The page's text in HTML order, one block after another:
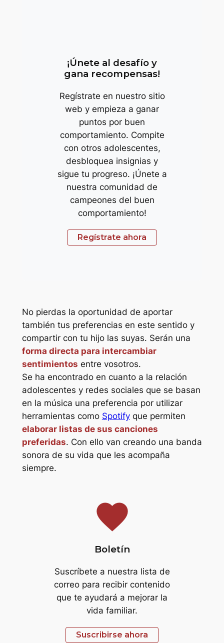
¡Únete al desafío y
gana recompensas!
Regístrate en nuestro sitio
web y empieza a ganar
puntos por buen
comportamiento. Compite
con otros adolescentes,
desbloquea insignias y
sigue tu progreso. ¡Únete a
nuestra comunidad de
campeones del buen
comportamiento!
Regístrate ahora
No pierdas la oportunidad de aportar
también tus preferencias en este sentido y
compartir con tu hijo las suyas. Serán una
forma directa para intercambiar
sentimientos entre vosotros.
Se ha encontrado en cuanto a la relación
adolescentes y redes sociales que se basan
en la música una preferencia por utilizar
herramientas como Spotifyque permiten
elaborar listas de sus canciones
preferidas. Con ello van creando una banda
sonora de su vida que les acompaña
siempre.
favorite
Boletín
Suscríbete a nuestra lista de
correo para recibir contenido
que te ayudará a mejorar la
vida familiar.
Suscribirse ahora